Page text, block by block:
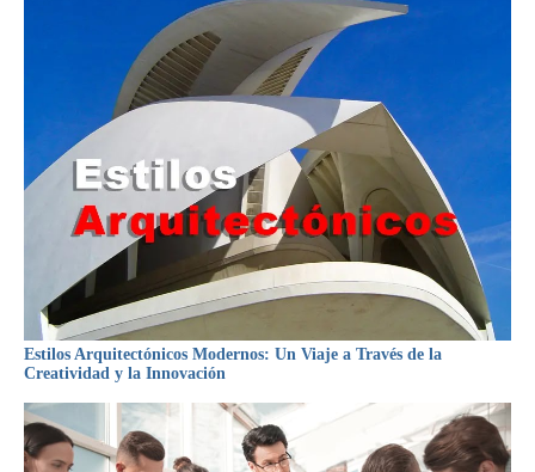
Estilos Arquitectónicos Modernos: Un Viaje a Través de la
Creatividad y la Innovación